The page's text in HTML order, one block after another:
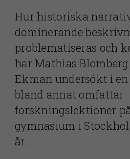
Hur historiska
dominerande
problematiseras och
har Mathias
Ekman undersökt i
bland annat omfattar
forskningslektioner
gymnasium i
år.